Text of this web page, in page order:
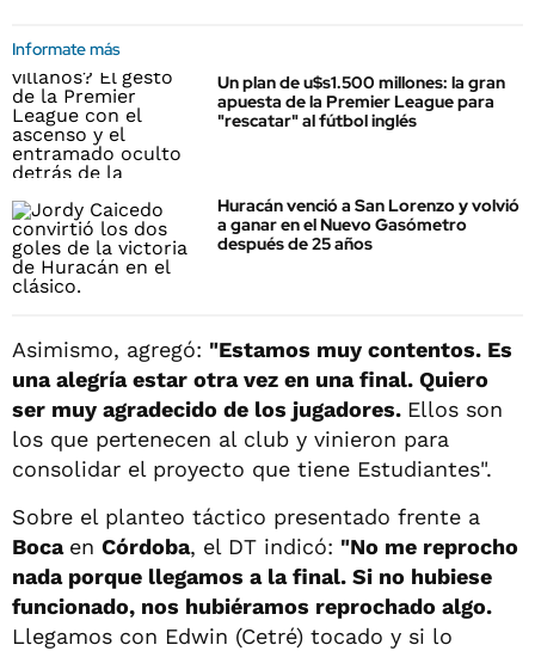
Informate más
Un plan de u$s1.500 millones: la gran
apuesta de la Premier League para
"rescatar" al fútbol inglés
Huracán venció a San Lorenzo y volvió
a ganar en el Nuevo Gasómetro
después de 25 años
Asimismo, agregó: "Estamos muy contentos. Es
una alegría estar otra vez en una final. Quiero
ser muy agradecido de los jugadores. Ellos son
los que pertenecen al club y vinieron para
consolidar el proyecto que tiene Estudiantes".
Sobre el planteo táctico presentado frente a
Boca en Córdoba, el DT indicó: "No me reprocho
nada porque llegamos a la final. Si no hubiese
funcionado, nos hubiéramos reprochado algo.
Llegamos con Edwin (Cetré) tocado y si lo